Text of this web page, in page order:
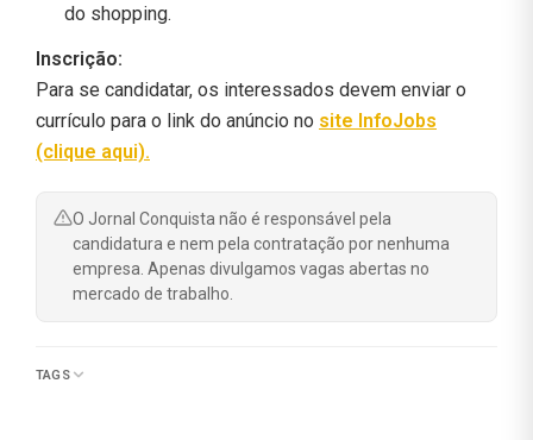
do shopping.
Inscrição:
Para se candidatar, os interessados devem enviar o
currículo para o link do anúncio no site InfoJobs
(clique aqui).
O Jornal Conquista não é responsável pela
candidatura e nem pela contratação por nenhuma
empresa. Apenas divulgamos vagas abertas no
mercado de trabalho.
TAGS